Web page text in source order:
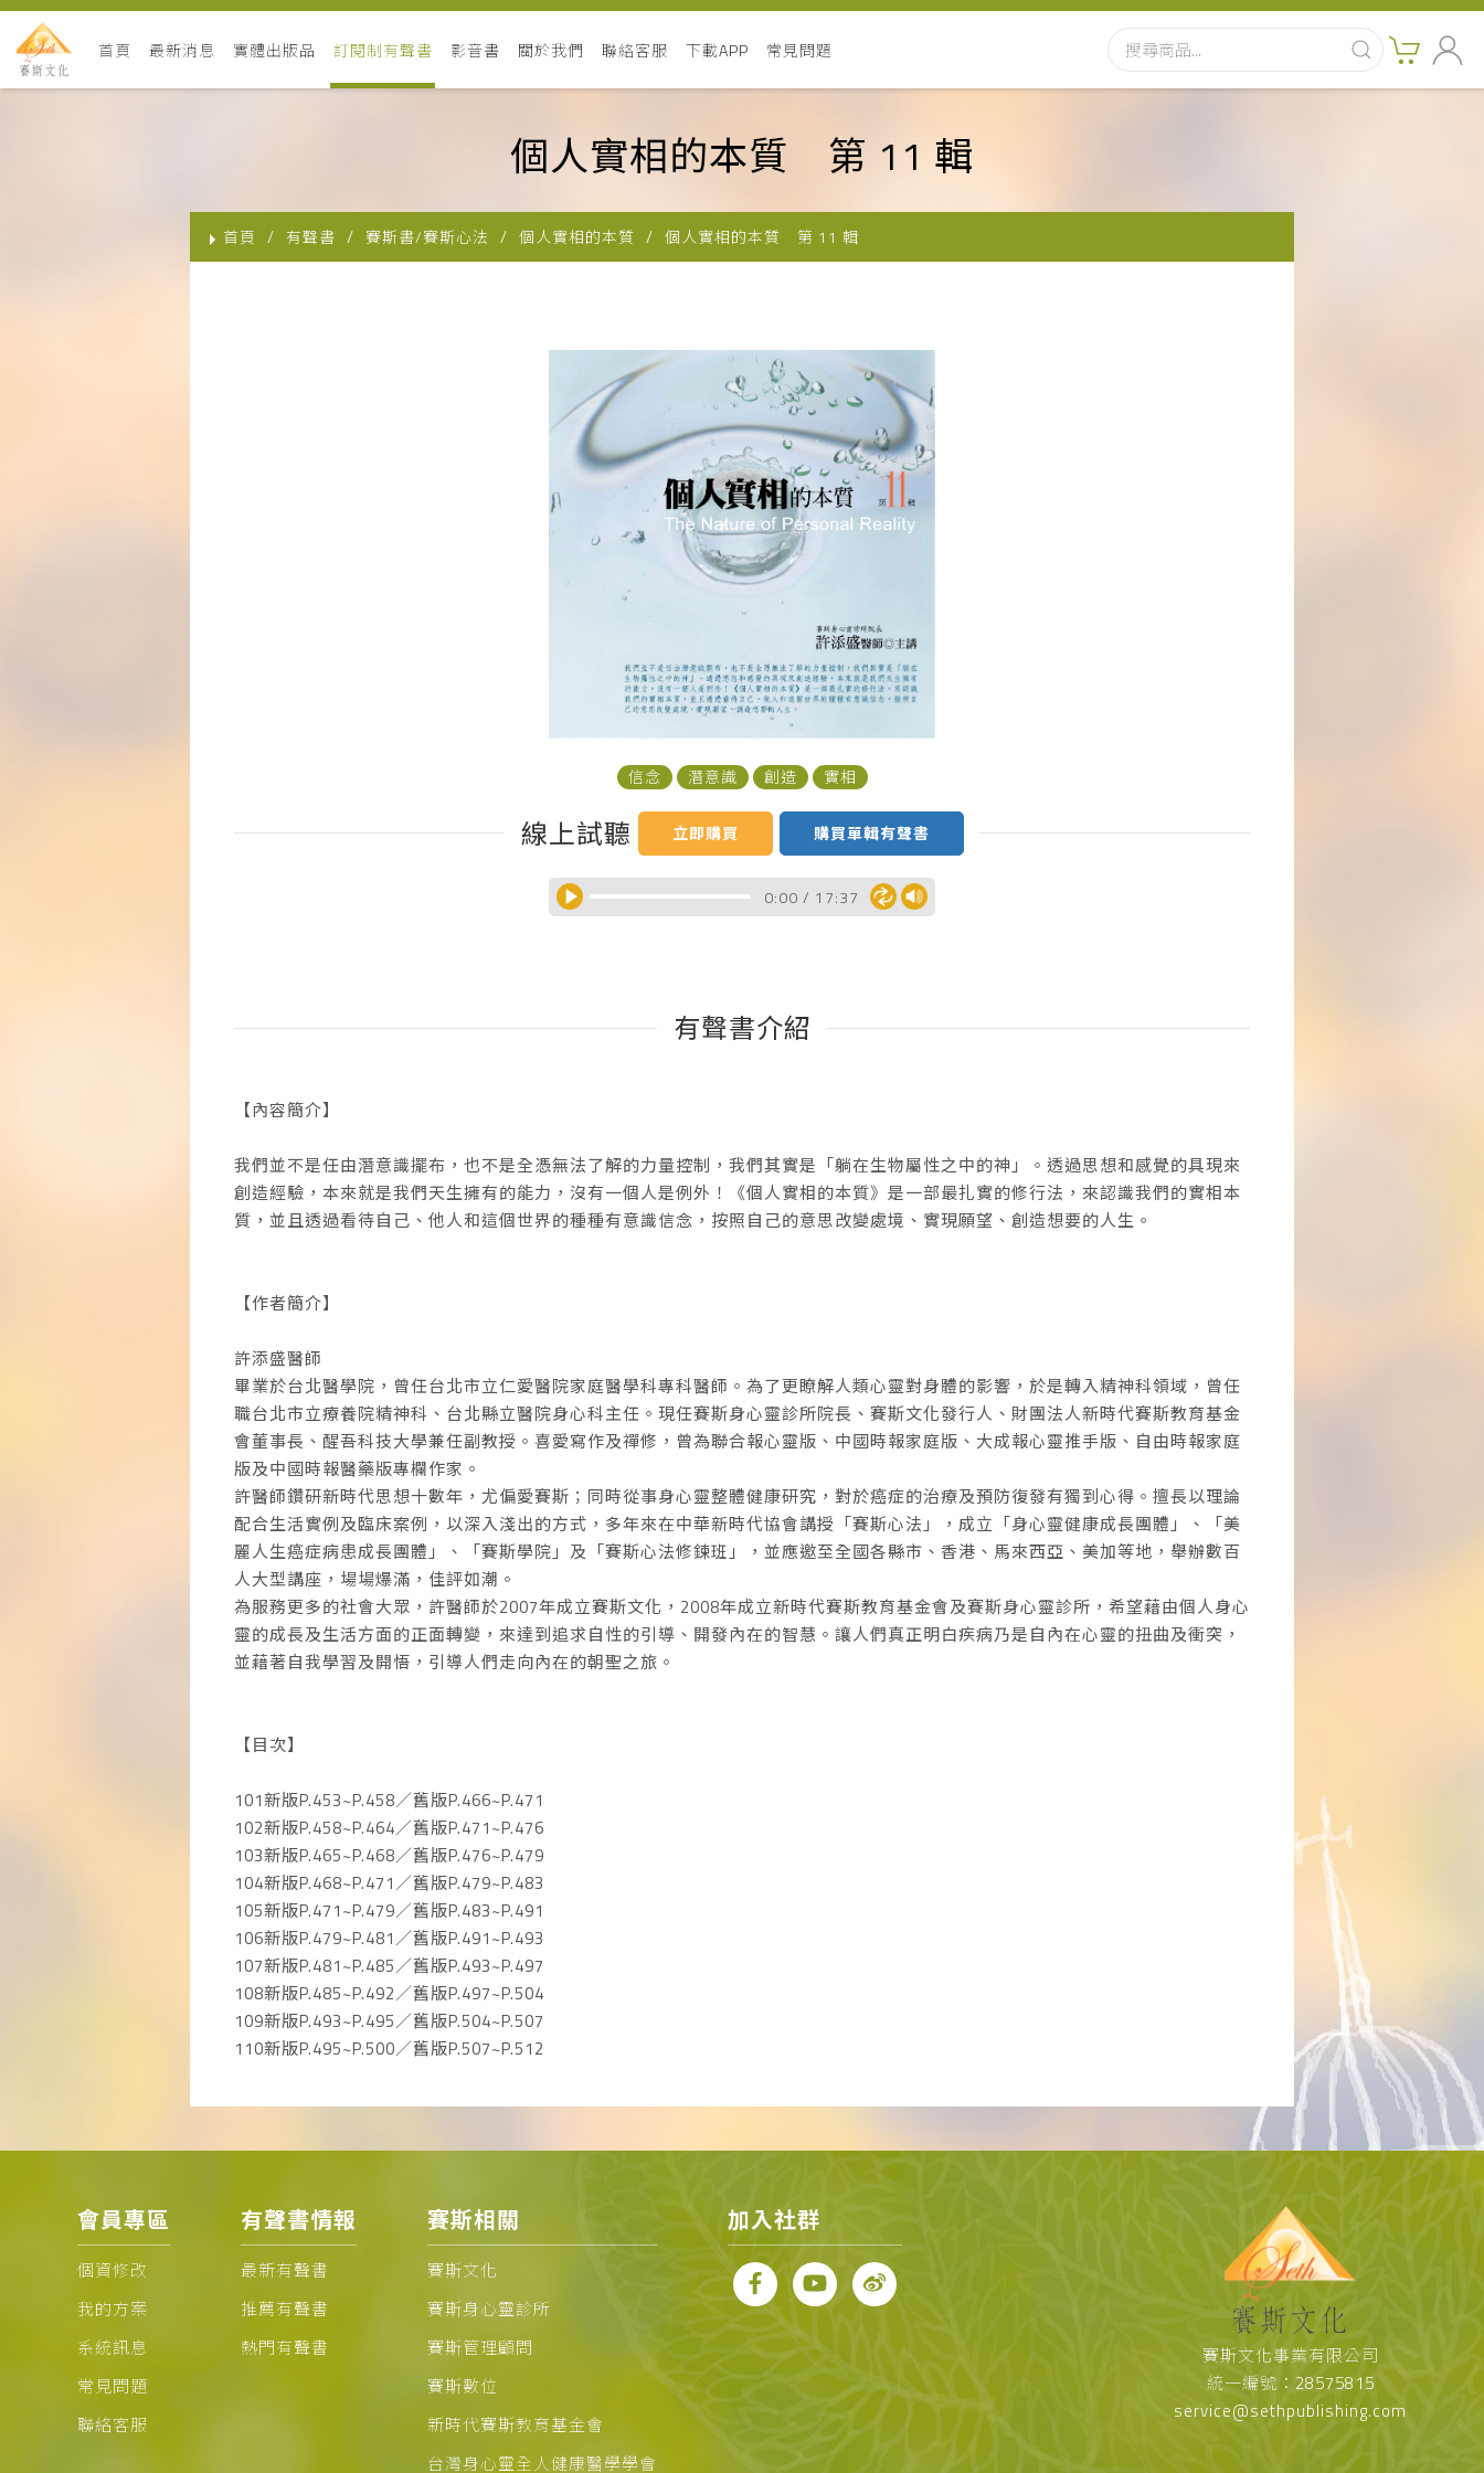
首頁 最新消息 實體出版品 訂閱制有聲書 影音書 關於我們 聯絡客服 下載APP 常見問題
個人實相的本質 第 11 輯
首頁 有聲書 賽斯書/賽斯心法 個人實相的本質 個人實相的本質 第 11 輯
信念 潛意識 創造 實相
線上試聽 立即購買 購買單輯有聲書
0:00 / 17:37
有聲書介紹
【內容簡介】
我們並不是任由潛意識擺布，也不是全憑無法了解的力量控制，我們其實是「躺在生物屬性之中的神」。透過思想和感覺的具現來
創造經驗，本來就是我們天生擁有的能力，沒有一個人是例外！《個人實相的本質》是一部最扎實的修行法，來認識我們的實相本
質，並且透過看待自己、他人和這個世界的種種有意識信念，按照自己的意思改變處境、實現願望、創造想要的人生。
【作者簡介】
許添盛醫師
畢業於台北醫學院，曾任台北市立仁愛醫院家庭醫學科專科醫師。為了更瞭解人類心靈對身體的影響，於是轉入精神科領域，曾任
職台北市立療養院精神科、台北縣立醫院身心科主任。現任賽斯身心靈診所院長、賽斯文化發行人、財團法人新時代賽斯教育基金
會董事長、醒吾科技大學兼任副教授。喜愛寫作及禪修，曾為聯合報心靈版、中國時報家庭版、大成報心靈推手版、自由時報家庭
版及中國時報醫藥版專欄作家。
許醫師鑽研新時代思想十數年，尤偏愛賽斯；同時從事身心靈整體健康研究，對於癌症的治療及預防復發有獨到心得。擅長以理論
配合生活實例及臨床案例，以深入淺出的方式，多年來在中華新時代協會講授「賽斯心法」，成立「身心靈健康成長團體」、「美
麗人生癌症病患成長團體」、「賽斯學院」及「賽斯心法修鍊班」，並應邀至全國各縣市、香港、馬來西亞、美加等地，舉辦數百
人大型講座，場場爆滿，佳評如潮。
為服務更多的社會大眾，許醫師於2007年成立賽斯文化，2008年成立新時代賽斯教育基金會及賽斯身心靈診所，希望藉由個人身心
靈的成長及生活方面的正面轉變，來達到追求自性的引導、開發內在的智慧。讓人們真正明白疾病乃是自內在心靈的扭曲及衝突，
並藉著自我學習及開悟，引導人們走向內在的朝聖之旅。
【目次】
101新版P.453~P.458／舊版P.466~P.471
102新版P.458~P.464／舊版P.471~P.476
103新版P.465~P.468／舊版P.476~P.479
104新版P.468~P.471／舊版P.479~P.483
105新版P.471~P.479／舊版P.483~P.491
106新版P.479~P.481／舊版P.491~P.493
107新版P.481~P.485／舊版P.493~P.497
108新版P.485~P.492／舊版P.497~P.504
109新版P.493~P.495／舊版P.504~P.507
110新版P.495~P.500／舊版P.507~P.512
會員專區
個資修改
我的方案
系統訊息
常見問題
聯絡客服
有聲書情報
最新有聲書
推薦有聲書
熱門有聲書
賽斯相關
賽斯文化
賽斯身心靈診所
賽斯管理顧問
賽斯數位
新時代賽斯教育基金會
台灣身心靈全人健康醫學學會
加入社群
賽斯文化事業有限公司
統一編號：28575815
service@sethpublishing.com